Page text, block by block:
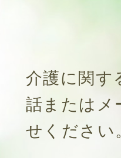
介護に関す
話またはメ
せください